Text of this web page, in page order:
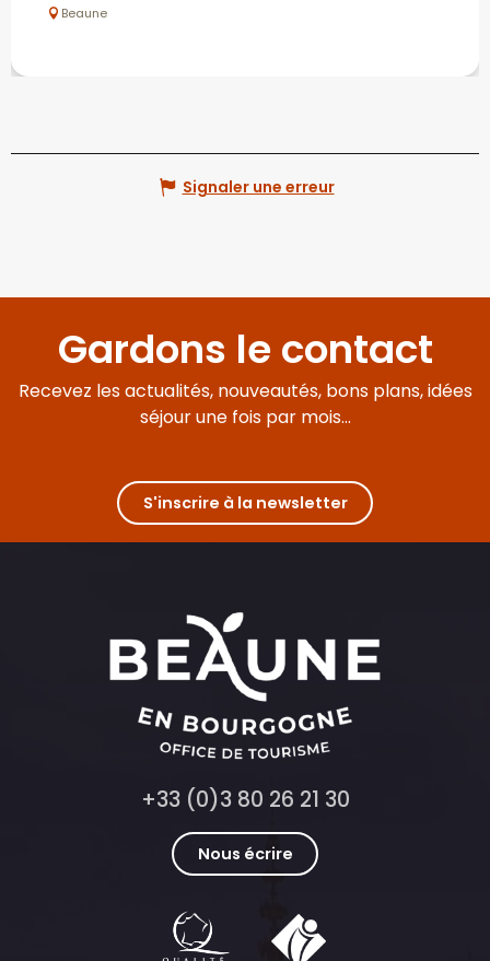
Beaune
Signaler une erreur
Gardons le contact
Recevez les actualités, nouveautés, bons plans, idées
séjour une fois par mois...
S'inscrire à la newsletter
+33 (0)3 80 26 21 30
Nous écrire